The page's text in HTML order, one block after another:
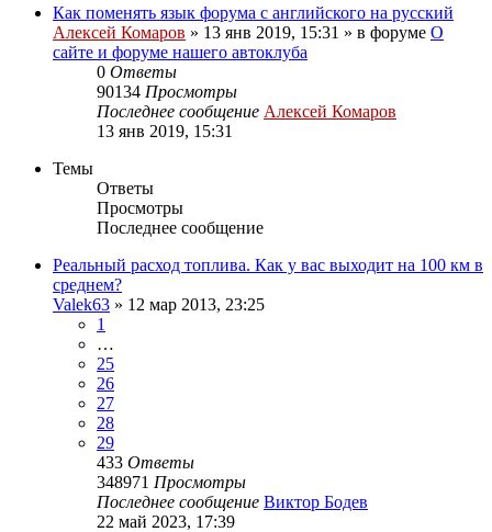
Как поменять язык форума с английского на русский
Алексей Комаров » 13 янв 2019, 15:31 » в форуме О
сайте и форуме нашего автоклуба
0 Ответы
90134 Просмотры
Последнее сообщение Алексей Комаров
13 янв 2019, 15:31
Темы
Ответы
Просмотры
Последнее сообщение
Реальный расход топлива. Как у вас выходит на 100 км в
среднем?
Valek63 » 12 мар 2013, 23:25
1
…
25
26
27
28
29
433 Ответы
348971 Просмотры
Последнее сообщение Виктор Бодев
22 май 2023, 17:39